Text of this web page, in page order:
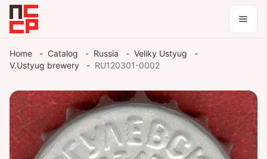
Catalog
Blog
Home Catalog Russia
Veliky Ustyug
V.Ustyug brewery
RU120301-0002